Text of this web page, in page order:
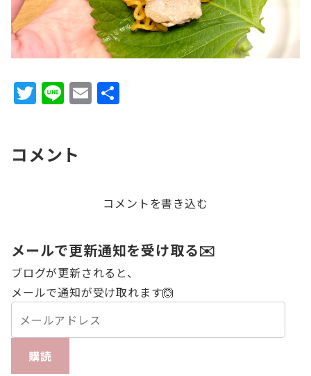
T
w
te
Li
n
E
m
コメント
コメントを書き込む
メールで更新通知を受け取る✉️
ブログが更新されると、
メールで通知が受け取れます🙆
購読